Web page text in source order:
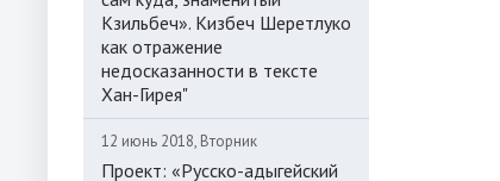
Кзильбеч». Кизбеч Шеретлуко
как отражение
недосказанности в тексте
Хан-Гирея"
12 июнь 2018, Вторник
Проект: «Русско-адыгейский